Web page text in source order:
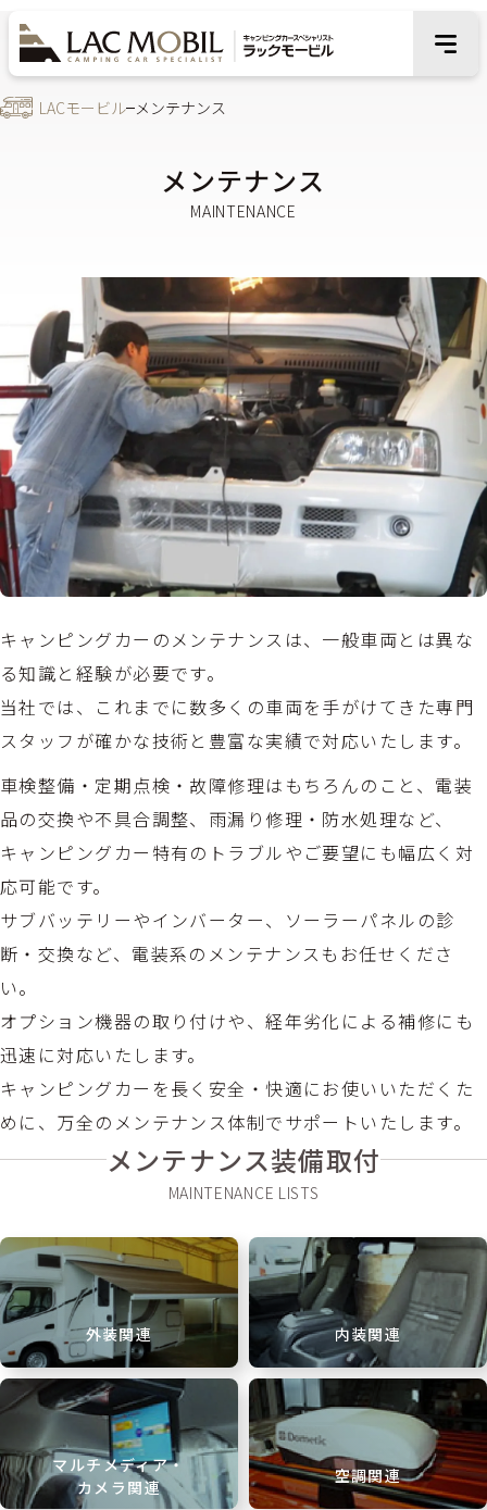
LACモービル メンテナンス
メンテナンス
キャンピングカーのメンテナンスは、一般車両とは異な
る知識と経験が必要です。
当社では、これまでに数多くの車両を手がけてきた専門
スタッフが確かな技術と豊富な実績で対応いたします。
車検整備・定期点検・故障修理はもちろんのこと、電装
品の交換や不具合調整、雨漏り修理・防水処理など、
キャンピングカー特有のトラブルやご要望にも幅広く対
応可能です。
サブバッテリーやインバーター、ソーラーパネルの診
断・交換など、電装系のメンテナンスもお任せくださ
い。
オプション機器の取り付けや、経年劣化による補修にも
迅速に対応いたします。
キャンピングカーを長く安全・快適にお使いいただくた
めに、万全のメンテナンス体制でサポートいたします。
メンテナンス装備取付
外装関連 内装関連
マルチメディア・
カメラ関連
空調関連